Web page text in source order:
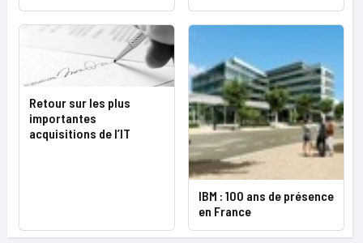
Retour sur les plus
importantes
acquisitions de l’IT
IBM : 100 ans de présence
en France